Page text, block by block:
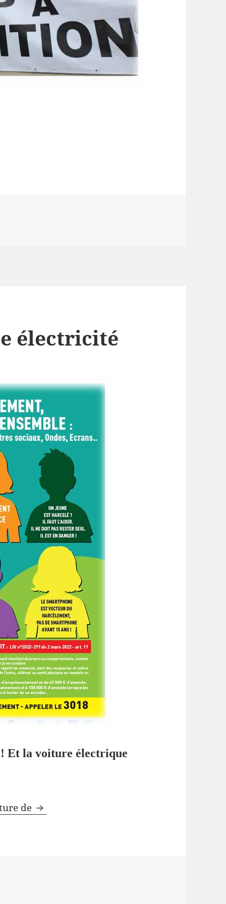
électricité
Et la voiture électrique
de Le retour de la Fée électricité